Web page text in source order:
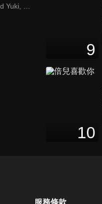
Mansaku, Mansai and Yuki, The Three Generations of the Nomura Kyogen Family: Divine Dance in Paris
9
10
服務條款